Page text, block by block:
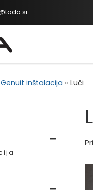
Genuit inštalacija » Luči